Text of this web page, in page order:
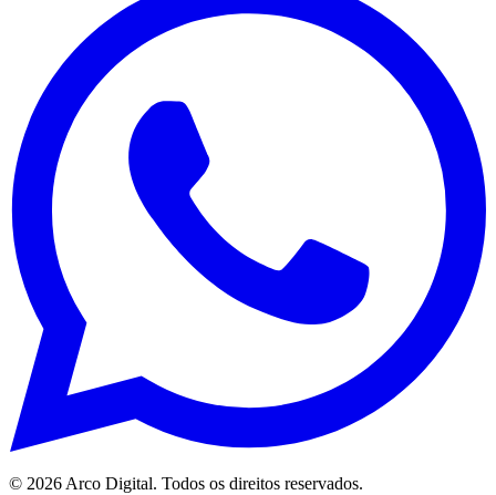
© 2026 Arco Digital. Todos os direitos reservados.